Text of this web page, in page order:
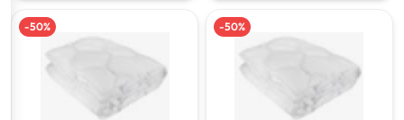
-50% -50%